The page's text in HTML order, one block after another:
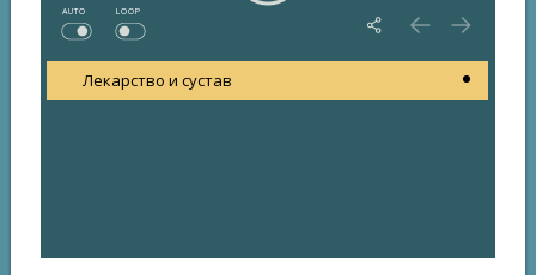
AUTO LOOP
Лекарство и сустав